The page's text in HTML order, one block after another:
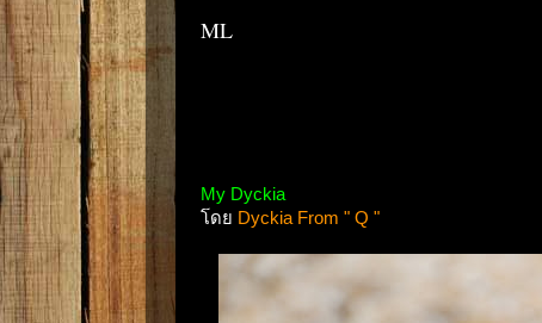
ML
My Dyckia
โดย Dyckia From " Q "